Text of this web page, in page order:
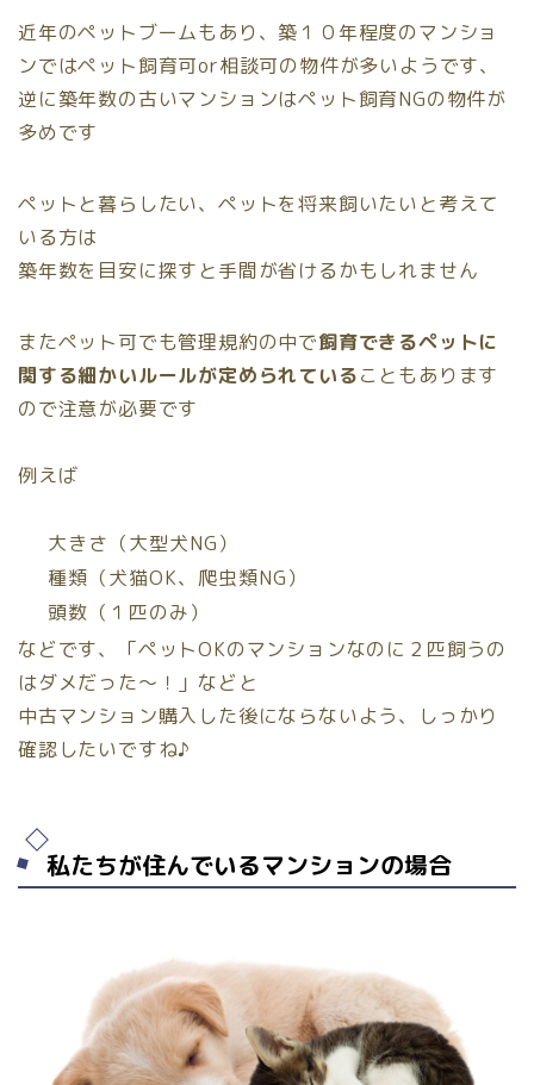
近年のペットブームもあり、築１０年程度のマンショ
ンではペット飼育可or相談可の物件が多いようです、
逆に築年数の古いマンションはペット飼育NGの物件が
多めです
ペットと暮らしたい、ペットを将来飼いたいと考えて
いる方は
築年数を目安に探すと手間が省けるかもしれません
またペット可でも管理規約の中で飼育できるペットに
関する細かいルールが定められていることもあります
ので注意が必要です
例えば
大きさ（大型犬NG）
種類（犬猫OK、爬虫類NG）
頭数（１匹のみ）
などです、「ペットOKのマンションなのに２匹飼うの
はダメだった〜！」などと
中古マンション購入した後にならないよう、しっかり
確認したいですね♪
私たちが住んでいるマンションの場合